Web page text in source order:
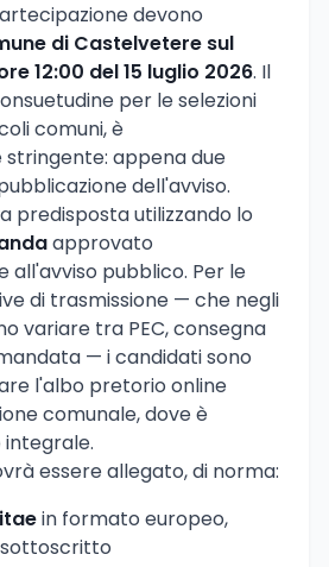
devono
di Castelvetere sul
12:00 del 15 luglio 2026. Il
per le selezioni
comuni, è
appena due
dell'avviso.
predisposta utilizzando lo
approvato
pubblico. Per le
di trasmissione — che negli
variare tra PEC, consegna
— i candidati sono
l'albo pretorio online
comunale, dove è
essere allegato, di norma:
in formato europeo,